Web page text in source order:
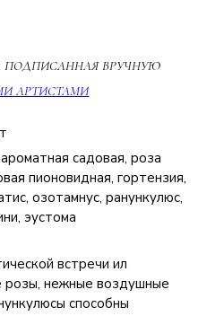
ВРУЧНУЮ
АРТИСТАМИ
садовая, роза
пионовидная, гортензия,
озотамнус, ранункулюс,
эустома
встречи ил
розы, нежные воздушные
способны